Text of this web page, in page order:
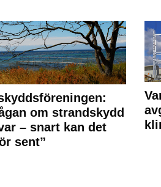
om strandskydd
– snart kan det
sent”